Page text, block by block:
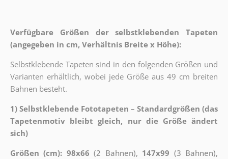
Verfügbare Größen der selbstklebenden Tapeten
(angegeben in cm, Verhältnis Breite x Höhe):
Selbstklebende Tapeten sind in den folgenden Größen und
Varianten erhältlich, wobei jede Größe aus 49 cm breiten
Bahnen besteht.
1) Selbstklebende Fototapeten – Standardgrößen (das
Tapetenmotiv bleibt gleich, nur die Größe ändert
sich)
Größen (cm): 98x66 (2 Bahnen), 147x99 (3 Bahnen),